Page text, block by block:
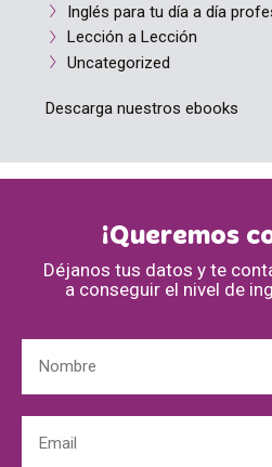
Inglés para tu día a día
Lección a Lección
Uncategorized
Descarga nuestros ebooks
¡Queremos
Déjanos tus datos y te
a conseguir el nivel de